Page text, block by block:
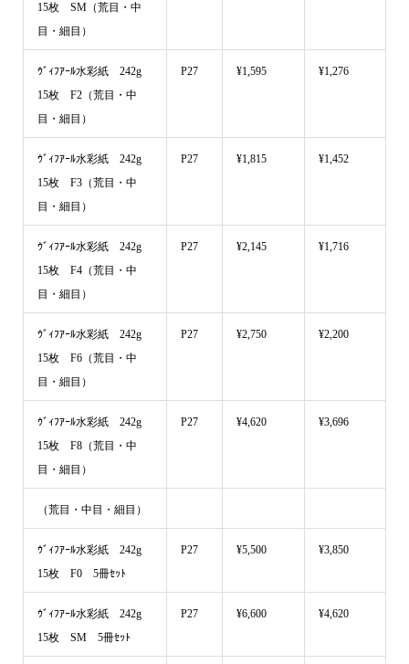
15枚 SM（荒目・中
目・細目）
ｳﾞｨﾌｱｰﾙ水彩紙 242g
15枚 F2（荒目・中
目・細目）
P27 ¥1,595 ¥1,276
ｳﾞｨﾌｱｰﾙ水彩紙 242g
15枚 F3（荒目・中
目・細目）
P27 ¥1,815 ¥1,452
ｳﾞｨﾌｱｰﾙ水彩紙 242g
15枚 F4（荒目・中
目・細目）
P27 ¥2,145 ¥1,716
ｳﾞｨﾌｱｰﾙ水彩紙 242g
15枚 F6（荒目・中
目・細目）
P27 ¥2,750 ¥2,200
ｳﾞｨﾌｱｰﾙ水彩紙 242g
15枚 F8（荒目・中
目・細目）
P27 ¥4,620 ¥3,696
（荒目・中目・細目）
ｳﾞｨﾌｱｰﾙ水彩紙 242g
15枚 F0 5冊ｾｯﾄ
P27 ¥5,500 ¥3,850
ｳﾞｨﾌｱｰﾙ水彩紙 242g
15枚 SM 5冊ｾｯﾄ
P27 ¥6,600 ¥4,620